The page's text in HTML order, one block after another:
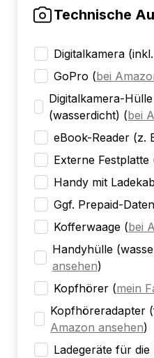
Technische
Digitalkamera
GoPro (bei
Digitalkamera-
(wasserdicht) (bei
eBook-Reader (z.
Externe Festplatte
Handy mit
Ggf. Prepaid-
Kofferwaage (bei
Handyhülle
ansehen)
Kopfhörer (mein
Kopfhöreradapter
Amazon ansehen)
Ladegeräte für